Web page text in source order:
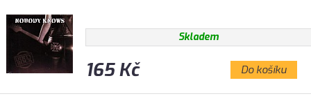
Skladem
165 Kč Do košíku